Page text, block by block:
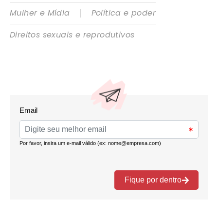
Mulher e Mídia |
Política e poder
Direitos sexuais e reprodutivos